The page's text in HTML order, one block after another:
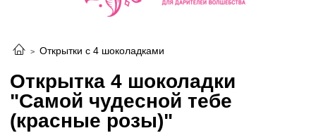
Открытки с 4 шоколадками
Открытка 4 шоколадки
"Самой чудесной тебе
(красные розы)"